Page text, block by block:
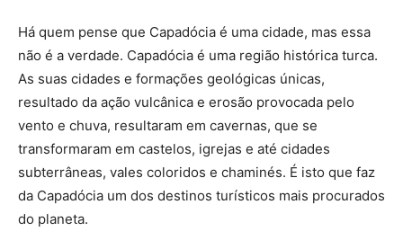
Há quem pense que Capadócia é uma cidade, mas essa
não é a verdade. Capadócia é uma região histórica turca.
As suas cidades e formações geológicas únicas,
resultado da ação vulcânica e erosão provocada pelo
vento e chuva, resultaram em cavernas, que se
transformaram em castelos, igrejas e até cidades
subterrâneas, vales coloridos e chaminés. É isto que faz
da Capadócia um dos destinos turísticos mais procurados
do planeta.